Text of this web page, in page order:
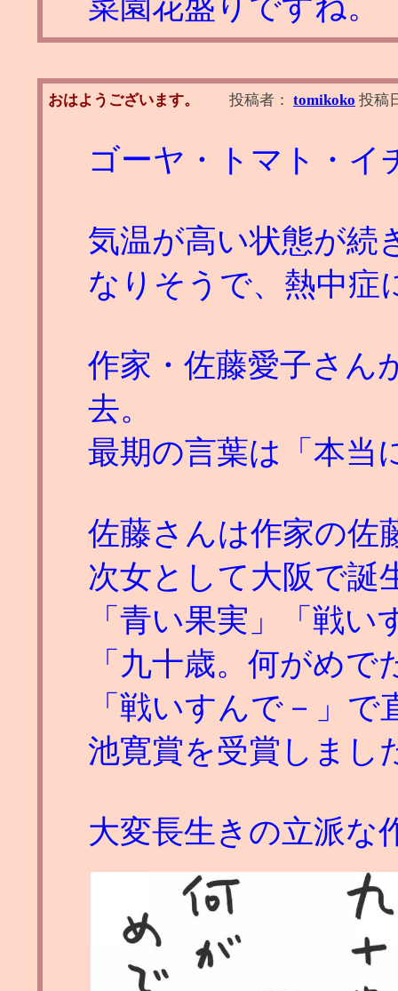
おはようございます。 投稿者： tomikoko 投稿
ゴーヤ・トマト・イ
気温が高い状態が続
なりそうで、熱中症
作家・佐藤愛子さん
去。
最期の言葉は「本当
佐藤さんは作家の佐
次女として大阪で誕
「青い果実」「戦
「九十歳。何がめ
「戦いすんで－」
池寛賞を受賞しまし
大変長生きの立派な